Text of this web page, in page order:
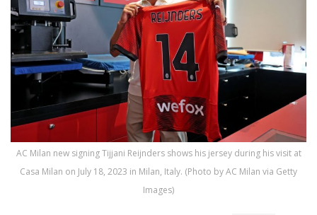
AC Milan new signing Tijjani Reijnders shows his jersey during his visit at
Casa Milan on July 18, 2023 in Milan, Italy. (Photo by AC Milan via Getty
Images)